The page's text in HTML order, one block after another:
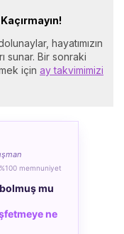
hayatımızın
sunar. Bir sonraki
için ay takvimimizi
%100 memnuniyet
mu
ne